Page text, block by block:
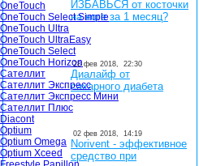
OneTouch
OneTouch Select Simple
OneTouch Ultra
OneTouch UltraEasy
OneTouch Select
OneTouch Horizon
Сателлит
Сателлит Экспресс
Сателлит Экспресс Мини
Сателлит Плюс
Diacont
Optium
Optium Omega
Optium Xceed
ИЗБАВЬСЯ от косточки
на ноге за 1 месяц?
28 фев 2018, 22:30
Диалайф от
сахарного диабета
02 фев 2018, 14:19
Norivent - эффективное
средство при